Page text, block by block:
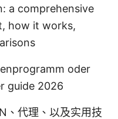
a comprehensive
how it works,
oder
guide 2026
、代理、以及实用技